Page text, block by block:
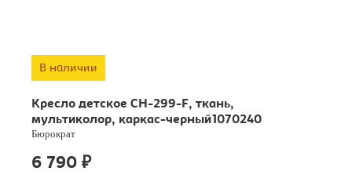
В наличии
Кресло детское CH-299-F, ткань,
мультиколор, каркас-черный1070240
Бюрократ
6 790 ₽